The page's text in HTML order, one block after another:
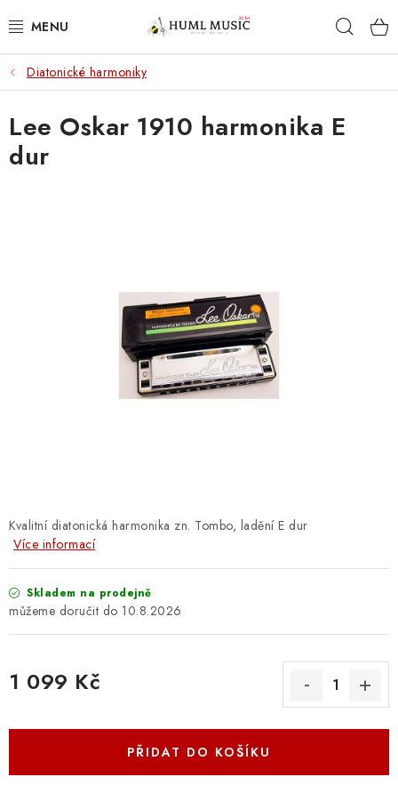
na
KYTARY
UKULELE
DECHY
KYTAROVÉ PŘÍSLUŠENSTVÍ
OSTATNÍ STRUNNÉ NÁSTROJE
O E-SHOPU
OBCHODNÍ PODMÍNKY
ODSTOUPENÍ OD SMLOUVY
ZÁSADY ZPRACOVÁNÍ OSOBNÍCH ÚDAJŮ
KONTAKTY O E-SHOPU
BLOG
OBCHODNÍ PODMÍNKY
ODSTOUPENÍ OD SMLOUVY
Diatonické harmoniky
Kvalitní diatonická harmonika zn. Tombo, ladění E dur
Více informací
Skladem na prodejně
10.8.2026
1 099 Kč
PŘIDAT DO KOŠÍKU
Lee Oskar 1910 harmonika E
dur